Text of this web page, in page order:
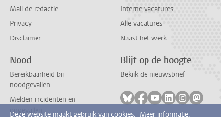
Mail de redactie
Privacy
Disclaimer
Interne vacatures
Alle vacatures
Naast het werk
Nood
Bereikbaarheid bij
noodgevallen
Melden incidenten en
ongevallen
Blijf op de hoogte
Bekijk de nieuwsbrief
Volg ons op bluesky
Volg ons op facebook
Volg ons op
Volg ons op
Volg ons
Volg
Deze website maakt gebruik van cookies. Meer informatie.